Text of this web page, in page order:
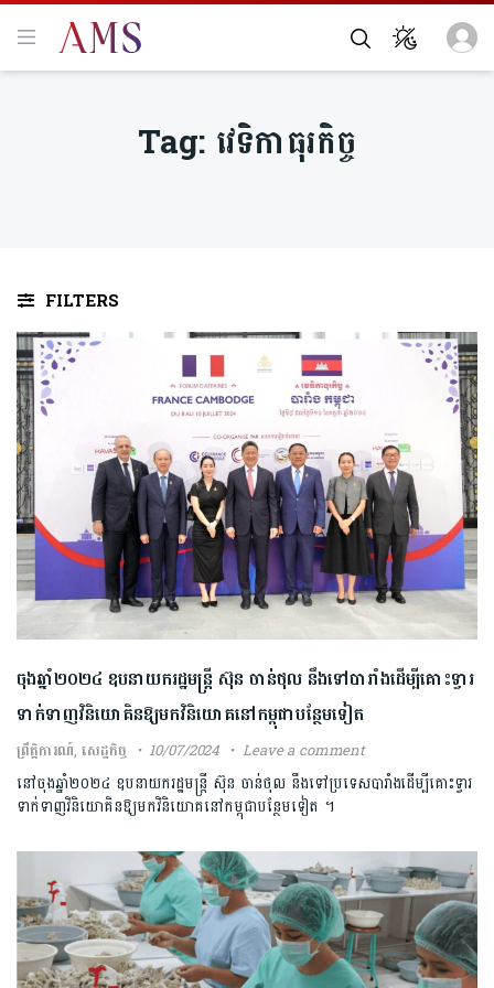
Tag: វេទិកាធុរកិច្ច
FILTERS
ចុងឆ្នាំ២០២៤ ឧបនាយករដ្ឋមន្ត្រី ស៊ុន ចាន់ថុល នឹងទៅបារាំងដើម្បីគោះទ្វារ
ទាក់ទាញវិនិយោគិនឱ្យមកវិនិយោគនៅកម្ពុជាបន្ថែមទៀត
ព្រឹត្តិការណ៍,សេដ្ឋកិច្ច 10/07/2024 Leave a comment
នៅចុងឆ្នាំ២០២៤ ឧបនាយករដ្ឋមន្ត្រី ស៊ុន ចាន់ថុល នឹងទៅប្រទេសបារាំងដើម្បីគោះទ្វារ
ទាក់ទាញវិនិយោគិនឱ្យមកវិនិយោគនៅកម្ពុជាបន្ថែមទៀត ។